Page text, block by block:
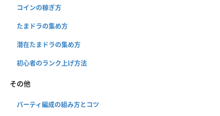
コインの稼ぎ方
たまドラの集め方
潜在たまドラの集め方
初心者のランク上げ方法
その他
パーティ編成の組み方とコツ